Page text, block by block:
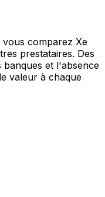
comparez Xe
prestataires. Des
et l'absence
valeur à chaque